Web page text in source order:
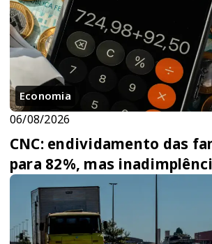
Economia
06/08/2026
CNC: endividamento das
para 82%, mas